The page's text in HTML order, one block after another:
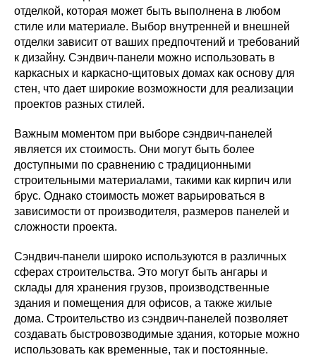
отделкой, которая может быть выполнена в любом
стиле или материале. Выбор внутренней и внешней
отделки зависит от ваших предпочтений и требований
к дизайну. Сэндвич-панели можно использовать в
каркасных и каркасно-щитовых домах как основу для
стен, что дает широкие возможности для реализации
проектов разных стилей.
Важным моментом при выборе сэндвич-панелей
является их стоимость. Они могут быть более
доступными по сравнению с традиционными
строительными материалами, такими как кирпич или
брус. Однако стоимость может варьироваться в
зависимости от производителя, размеров панелей и
сложности проекта.
Сэндвич-панели широко используются в различных
сферах строительства. Это могут быть ангары и
склады для хранения грузов, производственные
здания и помещения для офисов, а также жилые
дома. Строительство из сэндвич-панелей позволяет
создавать быстровозводимые здания, которые можно
использовать как временные, так и постоянные.